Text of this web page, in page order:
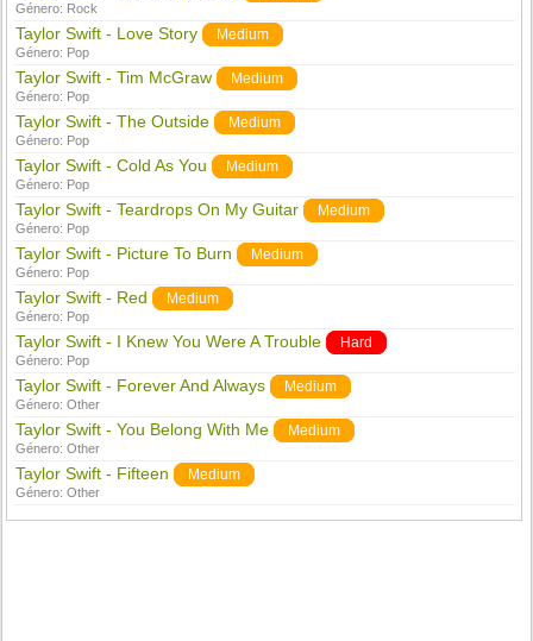
Género: Rock
Taylor Swift - Love Story Medium
Género: Pop
Taylor Swift - Tim McGraw Medium
Género: Pop
Taylor Swift - The Outside Medium
Género: Pop
Taylor Swift - Cold As You Medium
Género: Pop
Taylor Swift - Teardrops On My Guitar Medium
Género: Pop
Taylor Swift - Picture To Burn Medium
Género: Pop
Taylor Swift - Red Medium
Género: Pop
Taylor Swift - I Knew You Were A Trouble Hard
Género: Pop
Taylor Swift - Forever And Always Medium
Género:Other
Taylor Swift - You Belong With Me Medium
Género:Other
Taylor Swift - Fifteen Medium
Género:Other